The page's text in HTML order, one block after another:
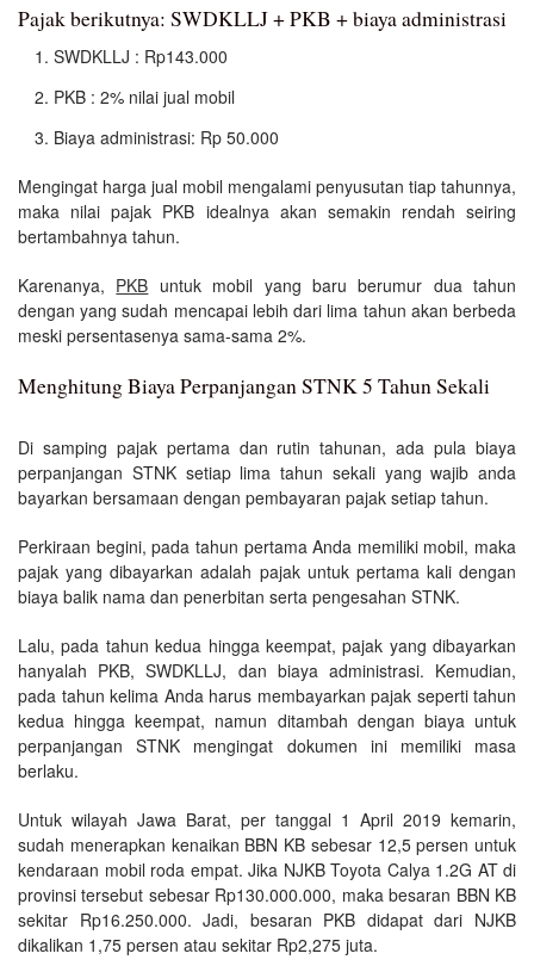
Pajak berikutnya: SWDKLLJ + PKB + biaya administrasi
SWDKLLJ : Rp143.000
PKB : 2% nilai jual mobil
Biaya administrasi: Rp 50.000
Mengingat harga jual mobil mengalami penyusutan tiap tahunnya,
maka nilai pajak PKB idealnya akan semakin rendah seiring
bertambahnya tahun.
Karenanya, PKB untuk mobil yang baru berumur dua tahun
dengan yang sudah mencapai lebih dari lima tahun akan berbeda
meski persentasenya sama-sama 2%.
Menghitung Biaya Perpanjangan STNK 5 Tahun Sekali
Di samping pajak pertama dan rutin tahunan, ada pula biaya
perpanjangan STNK setiap lima tahun sekali yang wajib anda
bayarkan bersamaan dengan pembayaran pajak setiap tahun.
Perkiraan begini, pada tahun pertama Anda memiliki mobil, maka
pajak yang dibayarkan adalah pajak untuk pertama kali dengan
biaya balik nama dan penerbitan serta pengesahan STNK.
Lalu, pada tahun kedua hingga keempat, pajak yang dibayarkan
hanyalah PKB, SWDKLLJ, dan biaya administrasi. Kemudian,
pada tahun kelima Anda harus membayarkan pajak seperti tahun
kedua hingga keempat, namun ditambah dengan biaya untuk
perpanjangan STNK mengingat dokumen ini memiliki masa
berlaku.
Untuk wilayah Jawa Barat, per tanggal 1 April 2019 kemarin,
sudah menerapkan kenaikan BBN KB sebesar 12,5 persen untuk
kendaraan mobil roda empat. Jika NJKB Toyota Calya 1.2G AT di
provinsi tersebut sebesar Rp130.000.000, maka besaran BBN KB
sekitar Rp16.250.000. Jadi, besaran PKB didapat dari NJKB
dikalikan 1,75 persen atau sekitar Rp2,275 juta.